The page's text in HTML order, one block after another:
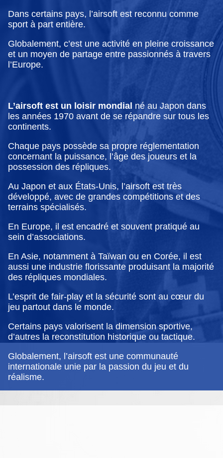
Dans certains pays, l’airsoft est reconnu comme
sport à part entière.
Globalement, c’est une activité en pleine croissance
et un moyen de partage entre passionnés à travers
l’Europe.
L’airsoft est un loisir mondial né au Japon dans
les années 1970 avant de se répandre sur tous les
continents.
Chaque pays possède sa propre réglementation
concernant la puissance, l’âge des joueurs et la
possession des répliques.
Au Japon et aux États-Unis, l’airsoft est très
développé, avec de grandes compétitions et des
terrains spécialisés.
En Europe, il est encadré et souvent pratiqué au
sein d’associations.
En Asie, notamment à Taïwan ou en Corée, il est
aussi une industrie florissante produisant la majorité
des répliques mondiales.
L’esprit de fair-play et la sécurité sont au cœur du
jeu partout dans le monde.
Certains pays valorisent la dimension sportive,
d’autres la reconstitution historique ou tactique.
Globalement, l’airsoft est une communauté
internationale unie par la passion du jeu et du
réalisme.